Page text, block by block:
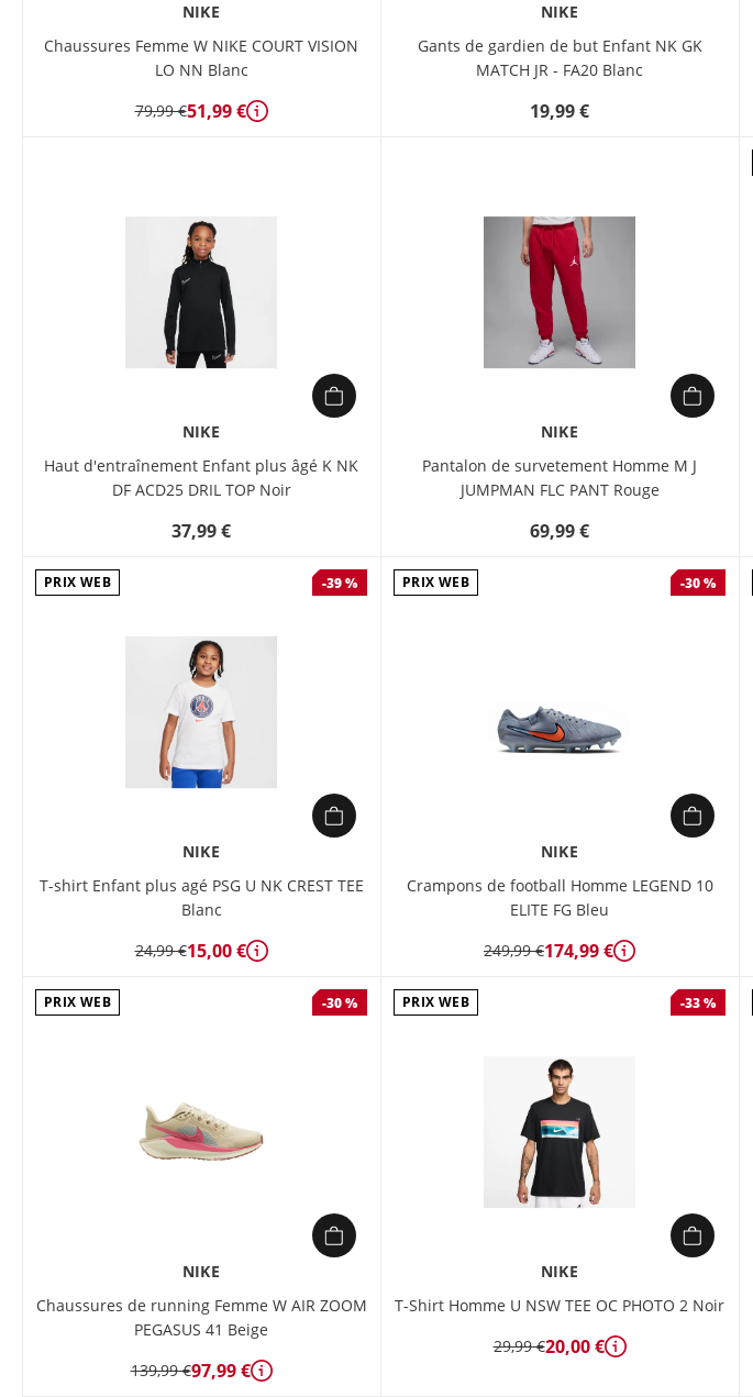
NIKE
Chaussures Femme W NIKE COURT VISION
LO NN Blanc
79,99 €51,99 € Détails
NIKE
Gants de gardien de but Enfant NK GK
MATCH JR - FA20 Blanc
19,99 €
NIKE
Haut d'entraînement Enfant plus âgé K NK
DF ACD25 DRIL TOP Noir
37,99 €
NIKE
Pantalon de survetement Homme M J
JUMPMAN FLC PANT Rouge
69,99 €
PRIX WEB -39 %
NIKE
T-shirt Enfant plus agé PSG U NK CREST TEE
Blanc
24,99 €15,00 € Détails
PRIX WEB -30 %
NIKE
Crampons de football Homme LEGEND 10
ELITE FG Bleu
249,99 €174,99 € Détails
PRIX WEB -30 %
NIKE
Chaussures de running Femme W AIR ZOOM
PEGASUS 41 Beige
139,99 €97,99 € Détails
PRIX WEB -33 %
NIKE
T-Shirt Homme U NSW TEE OC PHOTO 2 Noir
29,99 €20,00 € Détails